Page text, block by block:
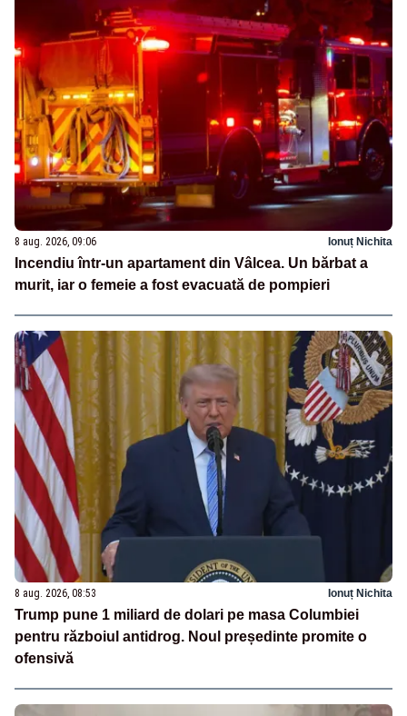
8 aug. 2026, 09:06 Ionuț Nichita
Incendiu într-un apartament din Vâlcea. Un bărbat a
murit, iar o femeie a fost evacuată de pompieri
8 aug. 2026, 08:53 Ionuț Nichita
Trump pune 1 miliard de dolari pe masa Columbiei
pentru războiul antidrog. Noul președinte promite o
ofensivă